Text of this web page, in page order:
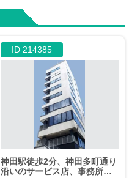
ID 214385
神田駅徒歩2分、神田多町通り
沿いのサービス店、事務所に